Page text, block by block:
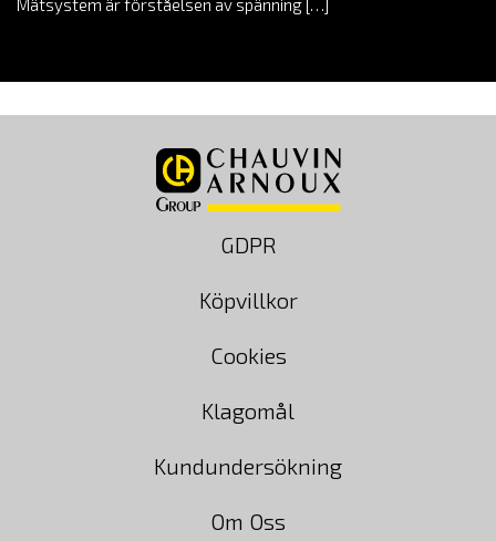
Mätsystem är förståelsen av spänning […]
GDPR
Köpvillkor
Cookies
Klagomål
Kundundersökning
Om Oss